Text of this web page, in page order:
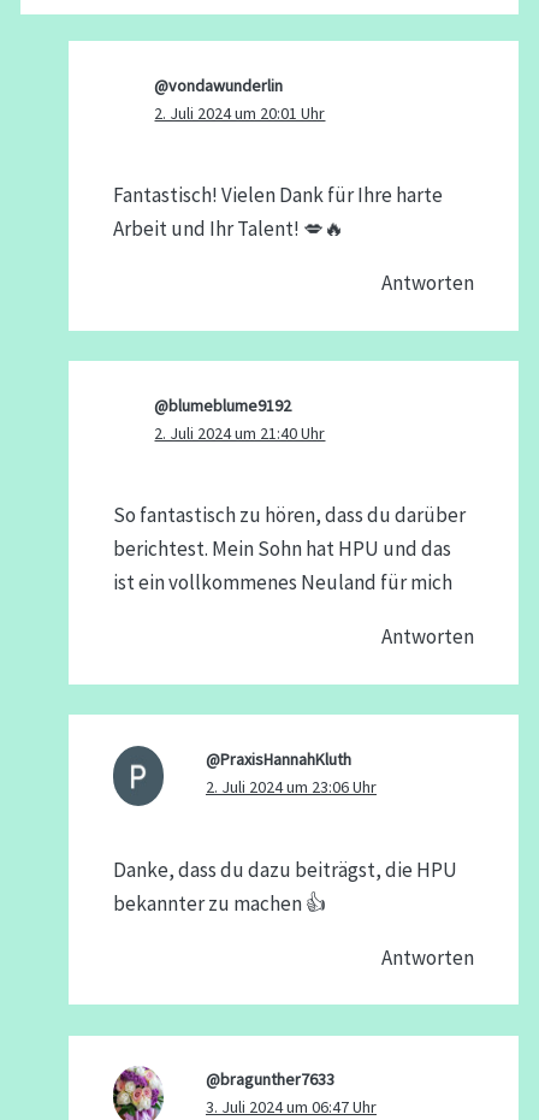
@vondawunderlin
2. Juli 2024 um 20:01 Uhr
Fantastisch! Vielen Dank für Ihre harte
Arbeit und Ihr Talent! 💋🔥
Antworten
@blumeblume9192
2. Juli 2024 um 21:40 Uhr
So fantastisch zu hören, dass du darüber
berichtest. Mein Sohn hat HPU und das
ist ein vollkommenes Neuland für mich
Antworten
@PraxisHannahKluth
2. Juli 2024 um 23:06 Uhr
Danke, dass du dazu beiträgst, die HPU
bekannter zu machen 👍
Antworten
@bragunther7633
3. Juli 2024 um 06:47 Uhr